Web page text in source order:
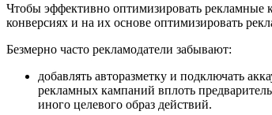
Чтобы эффективно оптимизировать рекламные
конверсиях и на их основе оптимизировать
Безмерно часто рекламодатели забывают:
добавлять авторазметку и подключать
рекламных кампаний вплоть
иного целевого образ действий.